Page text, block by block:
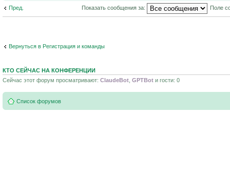
Пред. Показать сообщения за: Поле
Вернуться в Регистрация и команды
КТО СЕЙЧАС НА КОНФЕРЕНЦИИ
Сейчас этот форум просматривают: ClaudeBot GPTBot и гости: 0
Список форумов